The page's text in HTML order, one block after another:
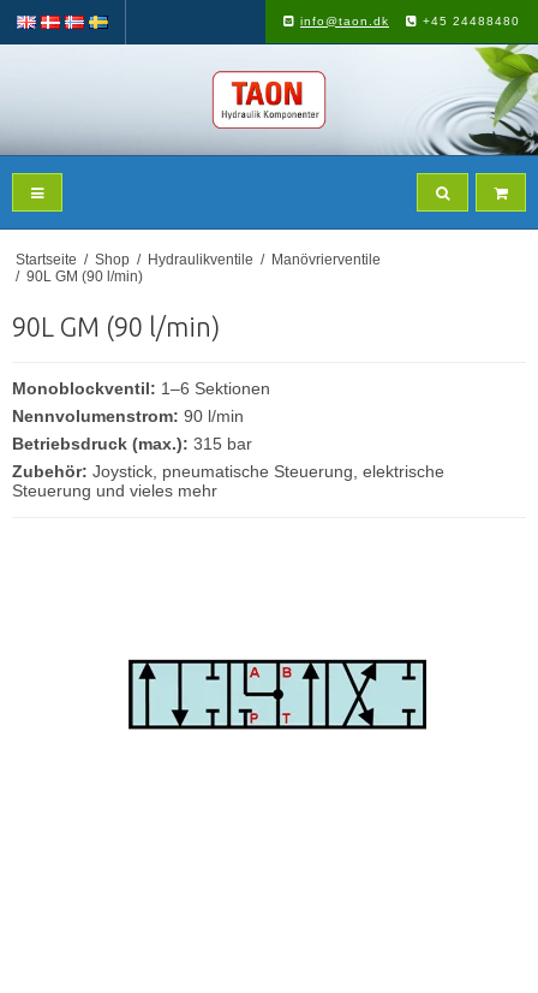
info@taon.dk +45 24488480
Startseite / Shop / Hydraulikventile / Manövrierventile
/ 90L GM (90 l/min)
90L GM (90 l/min)
Monoblockventil: 1–6 Sektionen
Nennvolumenstrom: 90 l/min
Betriebsdruck (max.): 315 bar
Zubehör: Joystick, pneumatische Steuerung, elektrische
Steuerung und vieles mehr